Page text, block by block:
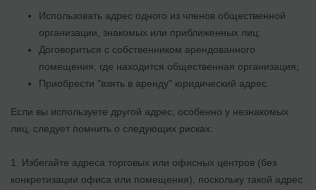
Использовать адрес одного из членов общественной
организации, знакомых или приближенных лиц;
Договориться с собственником арендованного
помещения, где находится общественная организация;
Приобрести "взять в аренду" юридический адрес.
Если вы используете другой адрес, особенно у незнакомых
лиц, следует помнить о следующих рисках:
1. Избегайте адреса торговых или офисных центров (без
конкретизации офиса или помещения), поскольку такой адрес